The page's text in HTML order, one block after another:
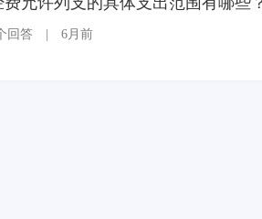
回答 | 6月前